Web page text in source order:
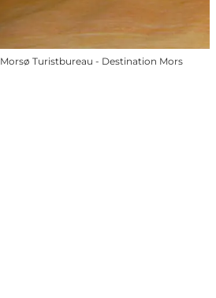
Morsø Turistbureau - Destination Mors